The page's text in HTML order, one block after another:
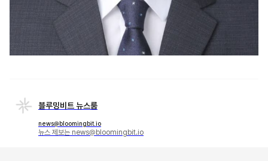
블루밍비트 뉴스룸
news@bloomingbit.io
뉴스 제보는 news@bloomingbit.io